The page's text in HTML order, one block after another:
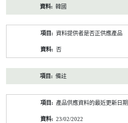
韓國
資料提供者是否正供應產品
否
備註
產品供應資料的最近更新日期
23/02/2022